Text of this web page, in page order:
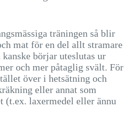
träningen så blir
mat för en del allt stramare
börjar uteslutas ur
och mer påtaglig svält. För
över i hetsätning och
eller annat som
(t.ex. laxermedel eller ännu